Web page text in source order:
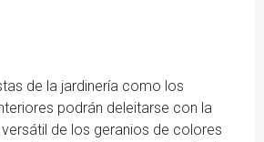
de la jardinería como los
podrán deleitarse con la
de los geranios de colores